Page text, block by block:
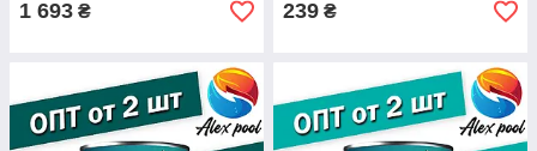
1 693 ₴ 239 ₴